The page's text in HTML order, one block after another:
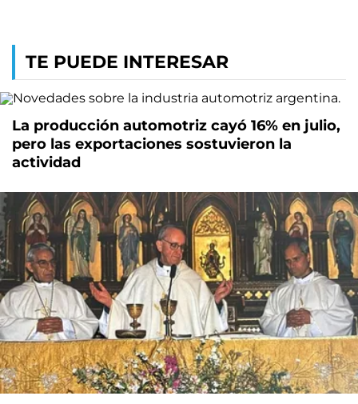
TE PUEDE INTERESAR
La producción automotriz cayó 16% en julio,
pero las exportaciones sostuvieron la
actividad